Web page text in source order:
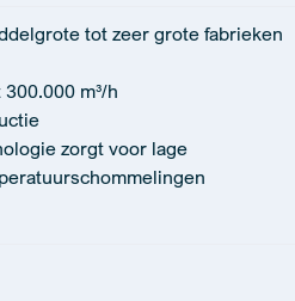
tot zeer grote fabrieken
m³/h
zorgt voor lage